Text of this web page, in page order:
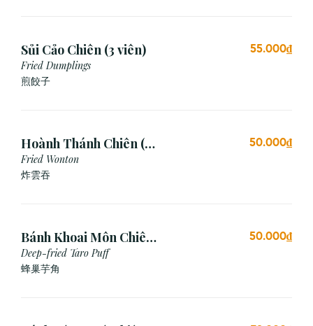
Sủi Cảo Chiên (3 viên)
Fried Dumplings
煎餃子
55.000₫
Hoành Thánh Chiên (3
viên)
Fried Wonton
炸雲吞
50.000₫
Bánh Khoai Môn Chiên
Xù (3 viên)
Deep-fried Taro Puff
蜂巢芋角
50.000₫